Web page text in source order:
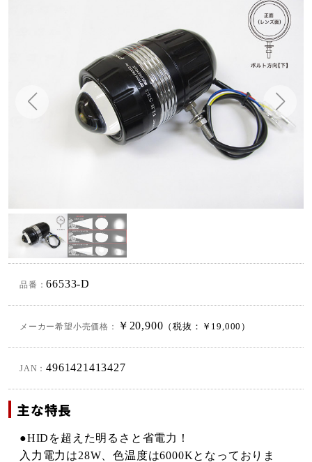
品番：66533-D
メーカー希望小売価格： ￥20,900 （税抜：￥19,000）
JAN：4961421413427
主な特長
●HIDを超えた明るさと省電力！
入力電力は28W、色温度は6000Kとなっておりま